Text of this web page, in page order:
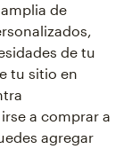
de
de tu
tu sitio en
a comprar a
agregar